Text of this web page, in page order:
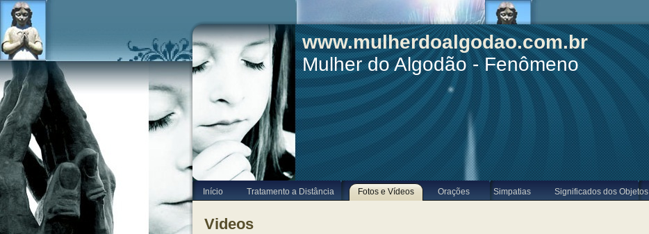
www.mulherdoalgodao.com.br
Mulher do Algodão - Fenômeno
Início Tratamento a Distância Fotos e Vídeos Orações Simpatias Significados dos Objetos
Videos